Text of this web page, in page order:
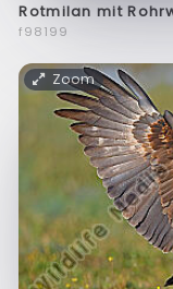
Rotmilan mit
f98199
Zoom